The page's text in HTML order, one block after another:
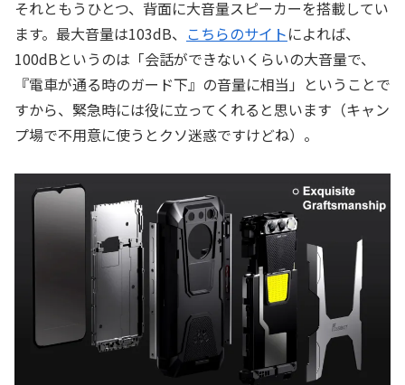
それともうひとつ、背面に大音量スピーカーを搭載してい
ます。最大音量は103dB、 こちらのサイトによれば、
100dBというのは「会話ができないくらいの大音量で、
『電車が通る時のガード下』の音量に相当」ということで
すから、緊急時には役に立ってくれると思います（キャン
プ場で不用意に使うとクソ迷惑ですけどね）。